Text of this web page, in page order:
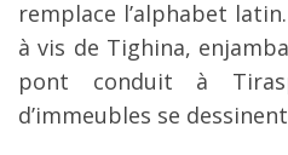
remplace l’alphabet
à vis de Tighina,
pont conduit à
d’immeubles se